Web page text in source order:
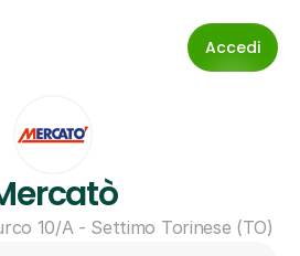
Accedi
10/A - Settimo Torinese (TO)